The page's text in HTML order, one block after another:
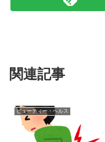
関連記事
ビューティー・ヘルス